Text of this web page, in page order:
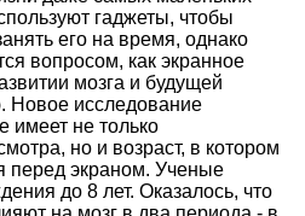
гаджеты, чтобы
его на время, однако
вопросом, как экранное
мозга и будущей
Новое исследование
имеет не только
но и возраст, в котором
перед экраном. Ученые
до 8 лет. Оказалось, что